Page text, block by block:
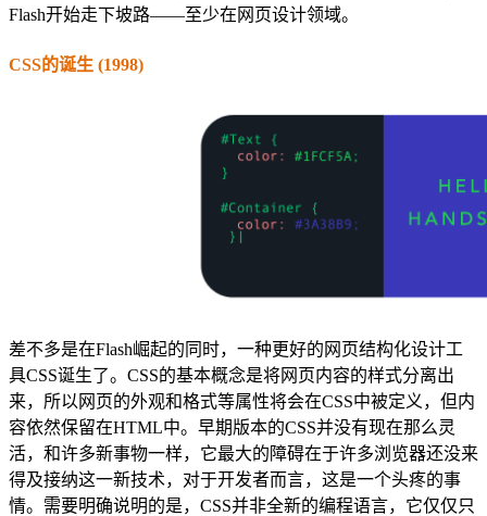
Flash开始走下坡路——至少在网页设计领域。
CSS的诞生 (1998)
差不多是在Flash崛起的同时，一种更好的网页结构化设计工
具CSS诞生了。CSS的基本概念是将网页内容的样式分离出
来，所以网页的外观和格式等属性将会在CSS中被定义，但内
容依然保留在HTML中。早期版本的CSS并没有现在那么灵
活，和许多新事物一样，它最大的障碍在于许多浏览器还没来
得及接纳这一新技术，对于开发者而言，这是一个头疼的事
情。需要明确说明的是，CSS并非全新的编程语言，它仅仅只